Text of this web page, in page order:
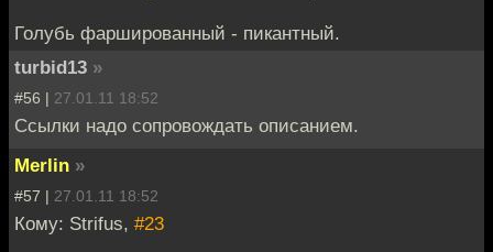
Голубь фаршированный - пикантный.
turbid13 »
#56 | 27.01.11 18:52
Ссылки надо сопровождать описанием.
Merlin »
#57 | 27.01.11 18:52
Кому: Strifus, #23